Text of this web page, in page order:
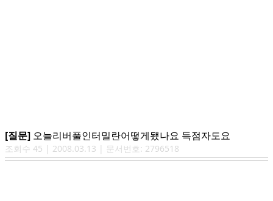
[질문] 오늘리버풀인터밀란어떻게됐나요 득점자도요
조회수 45 | 2008.03.13 | 문서번호: 2796518